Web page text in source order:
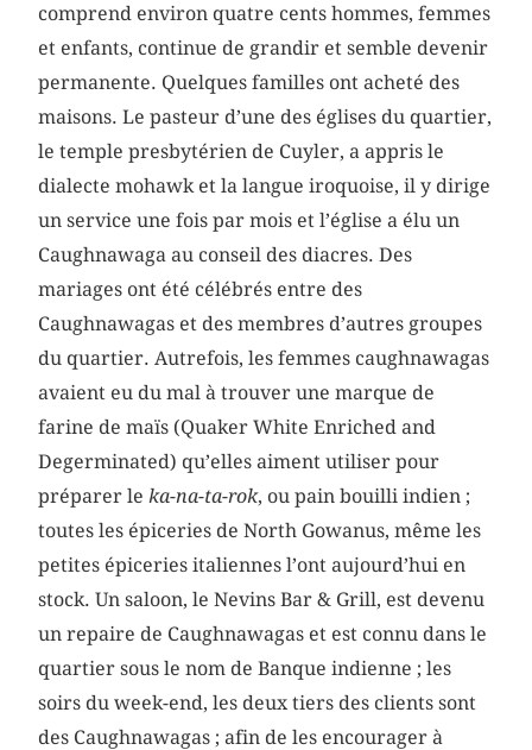
comprend environ quatre cents hommes, femmes
et enfants, continue de grandir et semble devenir
permanente. Quelques familles ont acheté des
maisons. Le pasteur d’une des églises du quartier,
le temple presbytérien de Cuyler, a appris le
dialecte mohawk et la langue iroquoise, il y dirige
un service une fois par mois et l’église a élu un
Caughnawaga au conseil des diacres. Des
mariages ont été célébrés entre des
Caughnawagas et des membres d’autres groupes
du quartier. Autrefois, les femmes caughnawagas
avaient eu du mal à trouver une marque de
farine de maïs (Quaker White Enriched and
Degerminated) qu’elles aiment utiliser pour
préparer leka-na-ta-rok, ou pain bouilli indien ;
toutes les épiceries de North Gowanus, même les
petites épiceries italiennes l’ont aujourd’hui en
stock. Un saloon, le Nevins Bar & Grill, est devenu
un repaire de Caughnawagas et est connu dans le
quartier sous le nom de Banque indienne ; les
soirs du week-end, les deux tiers des clients sont
des Caughnawagas ; afin de les encourager à